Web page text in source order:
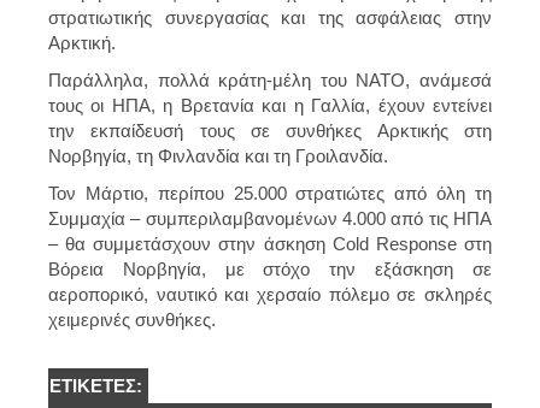
στρατιωτικής συνεργασίας και της ασφάλειας στην
Αρκτική.
Παράλληλα, πολλά κράτη-μέλη του ΝΑΤΟ, ανάμεσά
τους οι ΗΠΑ, η Βρετανία και η Γαλλία, έχουν εντείνει
την εκπαίδευσή τους σε συνθήκες Αρκτικής στη
Νορβηγία, τη Φινλανδία και τη Γροιλανδία.
Τον Μάρτιο, περίπου 25.000 στρατιώτες από όλη τη
Συμμαχία – συμπεριλαμβανομένων 4.000 από τις ΗΠΑ
– θα συμμετάσχουν στην άσκηση Cold Response στη
Βόρεια Νορβηγία, με στόχο την εξάσκηση σε
αεροπορικό, ναυτικό και χερσαίο πόλεμο σε σκληρές
χειμερινές συνθήκες.
ΕΤΙΚΈΤΕΣ: